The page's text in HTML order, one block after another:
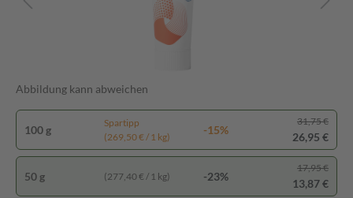
Abbildung kann abweichen
100 g
Spartipp
(269,50 € / 1 kg)
-15%
31,75 €
26,95 €
50 g (277,40 € / 1 kg) -23%
17,95 €
13,87 €